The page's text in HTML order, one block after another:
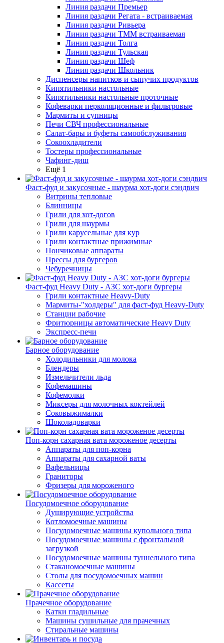
Линия раздачи Премьер
Линия раздачи Регата - встраиваемая
Линия раздачи Ривьера
Линия раздачи ТММ встраиваемая
Линия раздачи Толга
Линия раздачи Тульская
Линия раздачи Шеф
Линия раздачи Школьник
Диспенсеры напитков и сыпучих продуктов
Кипятильники настольные
Кипятильники настольные проточные
Кофеварки перколяционные и фильтровые
Мармиты и супницы
Печи СВЧ профессиональные
Салат-бары и буфеты самообслуживания
Сокоохладители
Тостеры профессиональные
Чафинг-диш
Ещё 1
Фаст-фуд и закусочные - шаурма хот-доги сэндвич
Витрины тепловые
Блинницы
Грили для хот-догов
Грили для шаурмы
Грили карусельные для кур
Грили контактные прижимные
Пончиковые аппараты
Прессы для бургеров
Чебуречницы
Фаст-фуд Heavy Duty - АЗС хот-доги бургеры
Грили контактные Heavy-Duty
Мармиты-"холдеры" для фаст-фуд Heavy-Duty
Станции рабочие
Фритюрницы автоматические Heavy Duty
Экспресс-печи
Барное оборудование
Холодильники для молока
Блендеры
Измельчители льда
Кофемашины
Кофемолки
Миксеры для молочных коктейлей
Соковыжималки
Шоколадоварки
Поп-корн сахарная вата мороженое десерты
Аппараты для поп-корна
Аппараты для сахарной ваты
Вафельницы
Граниторы
Фризеры для мороженого
Посудомоечное оборудование
Душирующие устройства
Котломоечные машины
Посудомоечные машины купольного типа
Посудомоечные машины с фронтальной
загрузкой
Посудомоечные машины туннельного типа
Стаканомоечные машины
Столы для посудомоечных машин
Кассеты
Прачечное оборудование
Катки гладильные
Машины сушильные для прачечных
Стиральные машины